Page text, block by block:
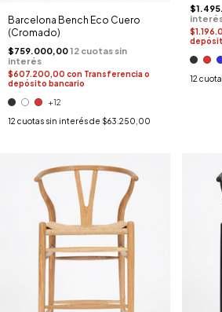
Barcelona Bench Eco Cuero
(Cromado)
$759.000,00
$607.200,00 con Transferencia o
depósito bancario
+12
12 cuotas sin interés de $63.250,00
12